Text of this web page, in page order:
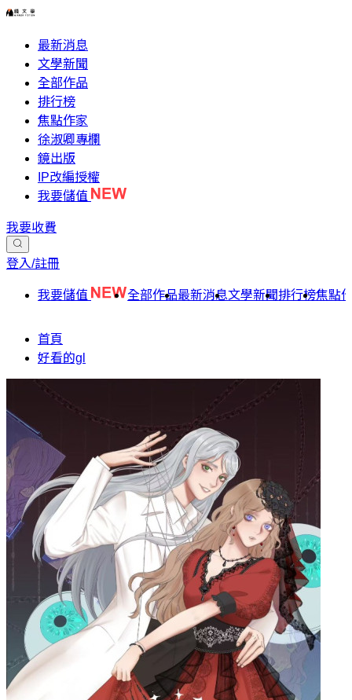
最新消息
文學新聞
全部作品
排行榜
焦點作家
徐淑卿專欄
鏡出版
IP改編授權
我要儲值
我要收費
登入/註冊
我要儲值 全部作品最新消息文學新聞排行榜焦點
首頁
好看的gl